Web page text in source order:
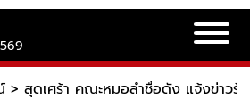
> สุดเศร้า คณะหมอลำชื่อดัง แจ้งข่าว